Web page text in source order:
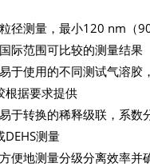
径测量，最小120 nm（90
际范围可比较的测量结果
于使用的不同测试气溶胶
根据要求提供
于转换的稀释级联，系数
DEHS测量
便地测量分级分离效率并